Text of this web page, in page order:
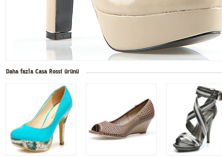
Daha fazla Casa Rossi ürünü